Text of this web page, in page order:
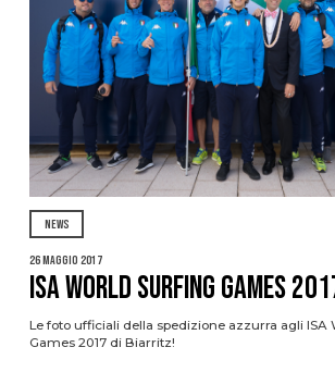
NEWS
26 Maggio 2017
ISA World Surfing Games
Le foto ufficiali della spedizione azzurra agli ISA
Games 2017 di Biarritz!